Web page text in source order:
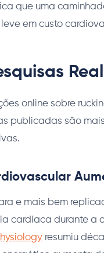
que uma
em custo
online sobre
publicadas são
e mais bem
cardíaca durante a
resumiu